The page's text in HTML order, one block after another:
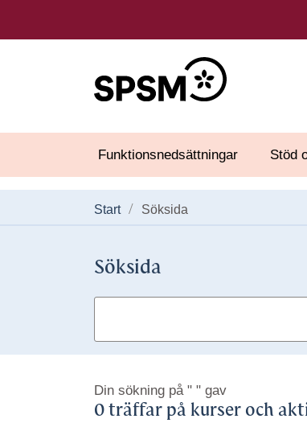
Funktionsnedsättningar Stöd
Start Söksida
Söksida
Din sökning på " " gav
0 träffar på kurser och